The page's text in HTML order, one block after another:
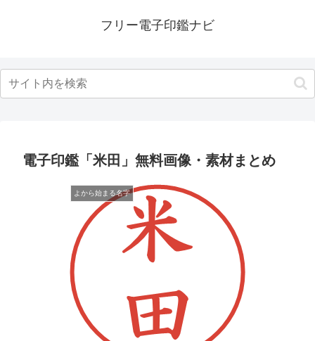
フリー電子印鑑ナビ
電子印鑑「米田」無料画像・素材まとめ
よから始まる名字